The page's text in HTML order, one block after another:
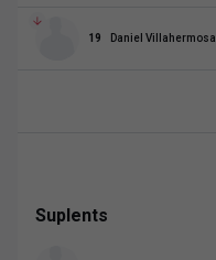
19 Daniel Villahermosa
Suplents